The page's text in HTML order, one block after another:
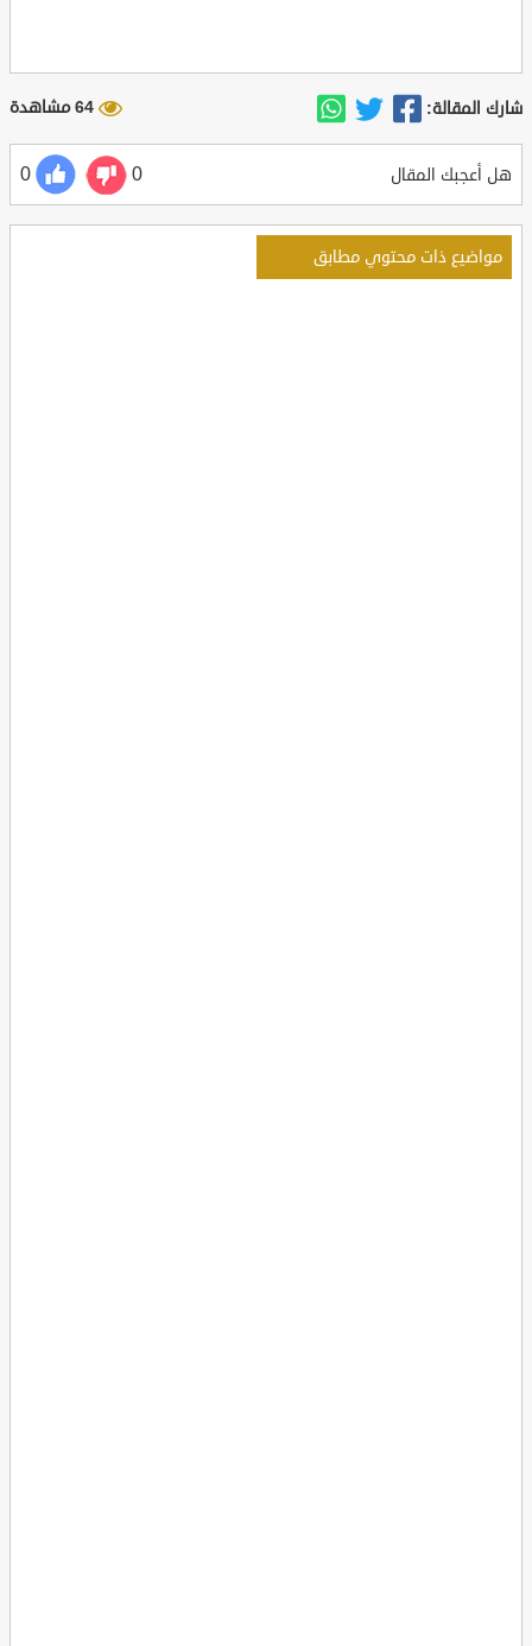
شارك المقالة: 64 مشاهدة
هل أعجبك المقال 0
0
مواضيع ذات محتوي مطابق